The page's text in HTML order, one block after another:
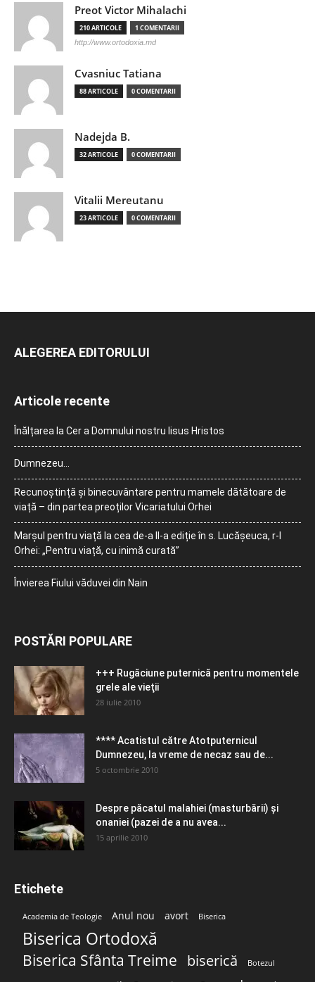
Preot Victor Mihalachi
210 ARTICOLE 1 COMENTARII
http://www.ortodoxia.md
Cvasniuc Tatiana
88 ARTICOLE 0 COMENTARII
Nadejda B.
32 ARTICOLE 0 COMENTARII
Vitalii Mereutanu
23 ARTICOLE 0 COMENTARII
ALEGEREA EDITORULUI
Articole recente
Înălțarea la Cer a Domnului nostru Iisus Hristos
Dumnezeu…
Recunoștință și binecuvântare pentru mamele dătătoare de
viață – din partea preoților Vicariatului Orhei
Marșul pentru viață la cea de-a II-a ediție în s. Lucășeuca, r-l
Orhei: „Pentru viață, cu inimă curată”
Învierea Fiului văduvei din Nain
POSTĂRI POPULARE
+++ Rugăciune puternică pentru momentele
grele ale vieţii
28 iulie 2010
**** Acatistul către Atotputernicul
Dumnezeu, la vreme de necaz sau de...
5 octombrie 2010
Despre păcatul malahiei (masturbării) şi
onaniei (pazei de a nu avea...
15 aprilie 2010
Etichete
Academia de Teologie Anul nou avort Biserica
Biserica Ortodoxă
Biserica Sfânta Treime biserică Botezul